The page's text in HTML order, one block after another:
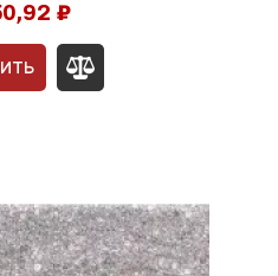
₽